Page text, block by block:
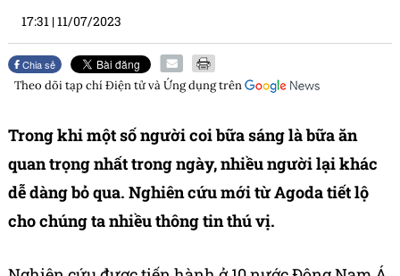
17:31 |11/07/2023
Chia sẻ
Theo dõi tạp chíĐiện tử và Ứng dụngtrên
Trong khi một số người coi bữa sáng là bữa ăn
quan trọng nhất trong ngày, nhiều người lại khác
dễ dàng bỏ qua. Nghiên cứu mới từ Agoda tiết lộ
cho chúng ta nhiều thông tin thú vị.